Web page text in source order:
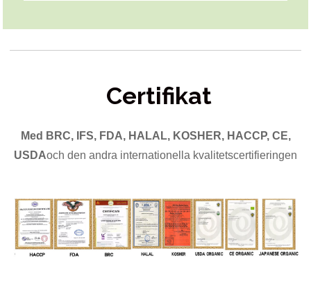
Certifikat
Med BRC, IFS, FDA, HALAL, KOSHER, HACCP, CE,
USDAoch den andra internationella kvalitetscertifieringen